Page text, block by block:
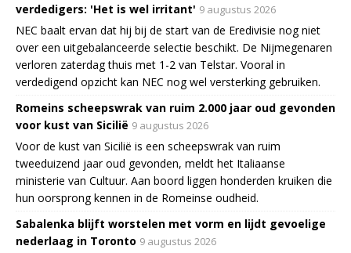
verdedigers: 'Het is wel irritant' 9 augustus 2026
NEC baalt ervan dat hij bij de start van de Eredivisie nog niet
over een uitgebalanceerde selectie beschikt. De Nijmegenaren
verloren zaterdag thuis met 1-2 van Telstar. Vooral in
verdedigend opzicht kan NEC nog wel versterking gebruiken.
Romeins scheepswrak van ruim 2.000 jaar oud gevonden
voor kust van Sicilië 9 augustus 2026
Voor de kust van Sicilië is een scheepswrak van ruim
tweeduizend jaar oud gevonden, meldt het Italiaanse
ministerie van Cultuur. Aan boord liggen honderden kruiken die
hun oorsprong kennen in de Romeinse oudheid.
Sabalenka blijft worstelen met vorm en lijdt gevoelige
nederlaag in Toronto 9 augustus 2026